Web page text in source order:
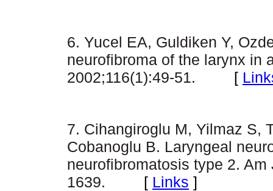
6. Yucel EA, Guldiken Y,
neurofibroma of the larynx in
2002;116(1):49-51.
[
7. Cihangiroglu M, Yilmaz S,
Cobanoglu B. Laryngeal
neurofibromatosis type 2.
1639.
[ Links ]